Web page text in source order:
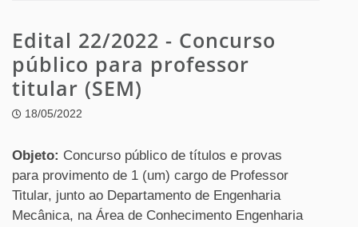
Edital 22/2022 - Concurso
público para professor
titular (SEM)
18/05/2022
Objeto: Concurso público de títulos e provas
para provimento de 1 (um) cargo de Professor
Titular, junto ao Departamento de Engenharia
Mecânica, na Área de Conhecimento Engenharia